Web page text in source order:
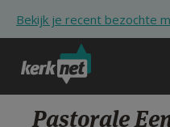
Bekijk je recent bezochte
Pastorale